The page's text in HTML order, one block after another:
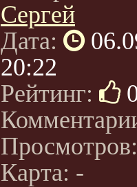
Сергей
Дата:
20:22
Рейтинг:
Карта: -